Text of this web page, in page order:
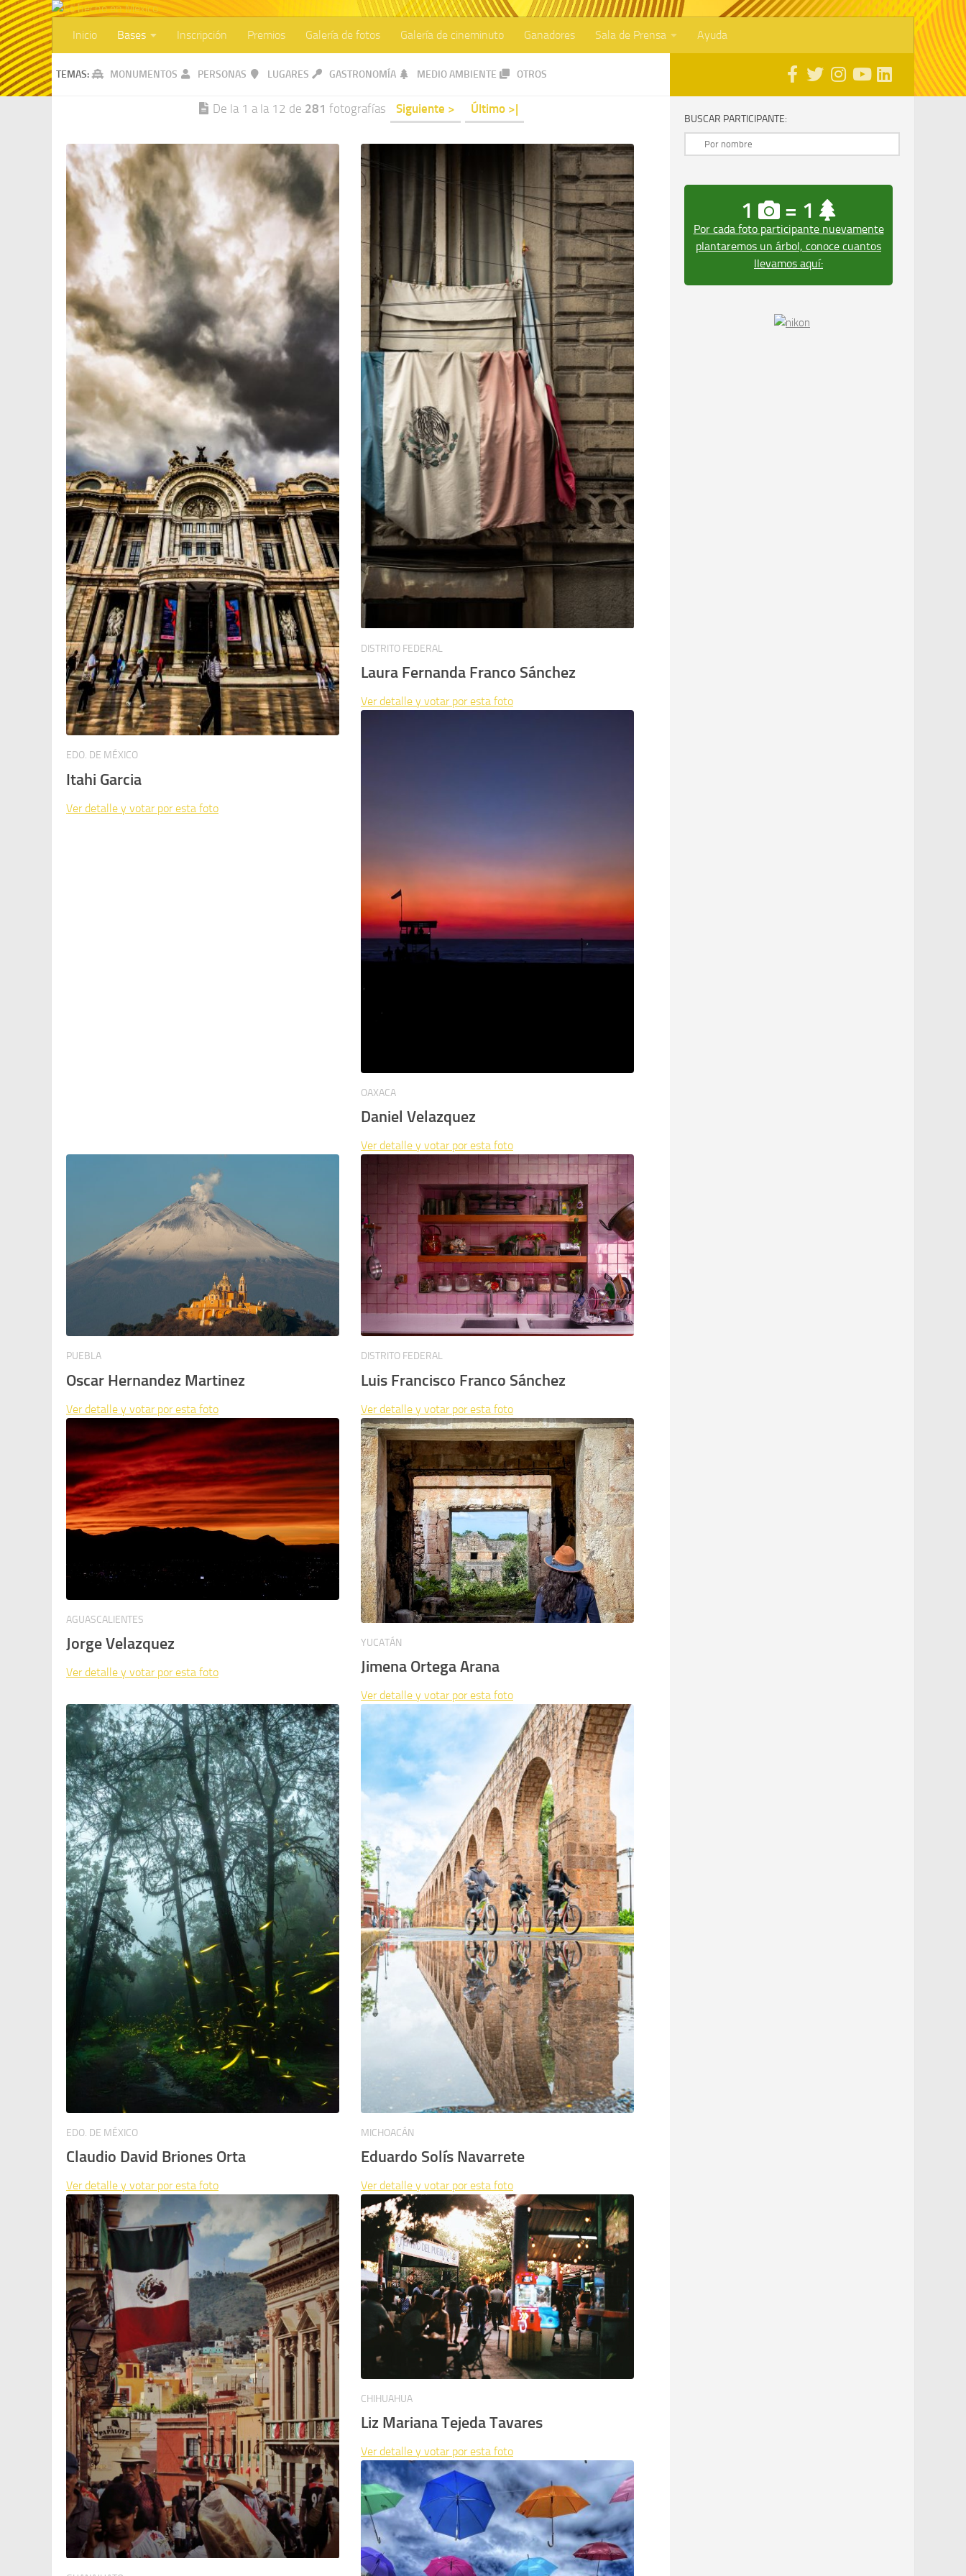
Inicio Bases Inscripción Premios Galería de fotos Galería de cineminuto Ganadores Sala de Prensa Ayuda
TEMAS: MONUMENTOS PERSONAS LUGARES GASTRONOMÍA MEDIO AMBIENTE OTROS
De la 1 a la 12 de 281 fotografías Siguiente > Último >|
EDO. DE MÉXICO
Itahi Garcia
Ver detalle y votar por esta foto
DISTRITO FEDERAL
Laura Fernanda Franco Sánchez
Ver detalle y votar por esta foto
OAXACA
Daniel Velazquez
Ver detalle y votar por esta foto
PUEBLA
Oscar Hernandez Martinez
Ver detalle y votar por esta foto
DISTRITO FEDERAL
Luis Francisco Franco Sánchez
Ver detalle y votar por esta foto
AGUASCALIENTES
Jorge Velazquez
Ver detalle y votar por esta foto
YUCATÁN
Jimena Ortega Arana
Ver detalle y votar por esta foto
EDO. DE MÉXICO
Claudio David Briones Orta
Ver detalle y votar por esta foto
MICHOACÁN
Eduardo Solís Navarrete
Ver detalle y votar por esta foto
CHIHUAHUA
Liz Mariana Tejeda Tavares
Ver detalle y votar por esta foto
BUSCAR PARTICIPANTE:
1 = 1
Por cada foto participante nuevamente
plantaremos un árbol, conoce cuantos
llevamos aquí: